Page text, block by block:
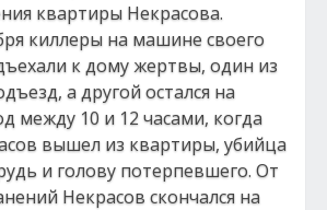
квартиры Некрасова.
киллеры на машине своего
к дому жертвы, один из
а другой остался на
между 10 и 12 часами, когда
вышел из квартиры, убийца
и голову потерпевшего. От
Некрасов скончался на